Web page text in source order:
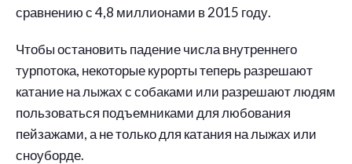
сравнению с 4,8 миллионами в 2015 году.
Чтобы остановить падение числа внутреннего
турпотока, некоторые курорты теперь разрешают
катание на лыжах с собаками или разрешают людям
пользоваться подъемниками для любования
пейзажами, а не только для катания на лыжах или
сноуборде.